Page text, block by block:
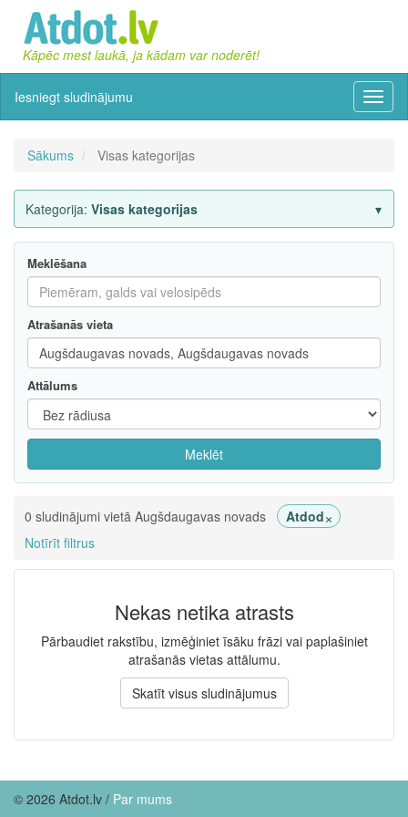
Kāpēc mest laukā, ja kādam var noderēt!
Iesniegt sludinājumu
Sākums Visas kategorijas
Kategorija: Visas kategorijas
Meklēšana
Atrašanās vieta
Attālums
Meklēt
0 sludinājumi vietā Augšdaugavas novads Atdod×
Notīrīt filtrus
Nekas netika atrasts
Pārbaudiet rakstību, izmēģiniet īsāku frāzi vai paplašiniet
atrašanās vietas attālumu.
Skatīt visus sludinājumus
© 2026 Atdot.lv / Par mums